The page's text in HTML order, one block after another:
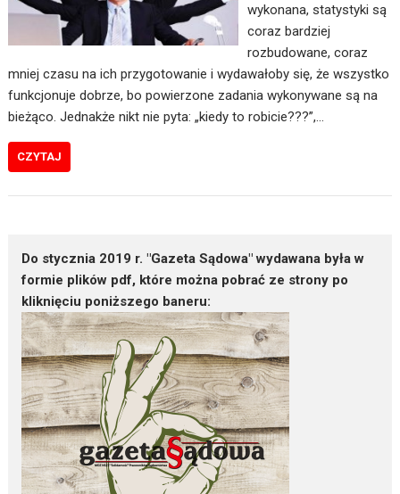
wykonana, statystyki są
coraz bardziej
rozbudowane, coraz
mniej czasu na ich przygotowanie i wydawałoby się, że wszystko
funkcjonuje dobrze, bo powierzone zadania wykonywane są na
bieżąco. Jednakże nikt nie pyta: „kiedy to robicie???”,…
CZYTAJ
Do stycznia 2019 r. "Gazeta Sądowa" wydawana była w
formie plików pdf, które można pobrać ze strony po
kliknięciu poniższego baneru: